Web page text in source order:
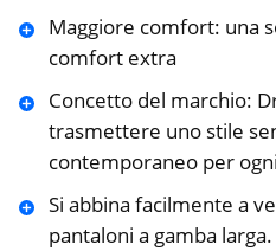
Maggiore comfort: una
comfort extra
Concetto del marchio:
trasmettere uno stile
contemporaneo per
Si abbina facilmente a
pantaloni a gamba larga.